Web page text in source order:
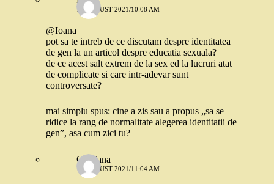
19 AUGUST 2021/10:08 AM
@Ioana
pot sa te intreb de ce discutam despre identitatea
de gen la un articol despre educatia sexuala?
de ce acest salt extrem de la sex ed la lucruri atat
de complicate si care intr-adevar sunt
controversate?
mai simplu spus: cine a zis sau a propus „sa se
ridice la rang de normalitate alegerea identitatii de
gen”, asa cum zici tu?
Cristiana
19 AUGUST 2021/11:04 AM